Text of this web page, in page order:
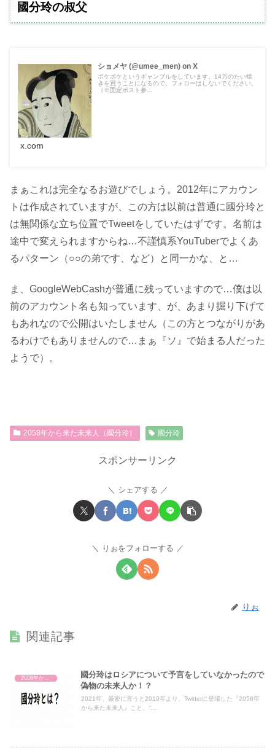
國分玲の叔父
ショメヤ (@umee_men) on X
ポケポケというギャンブルをしています。14万のたい焼
きを買うことになるので、フォローはしないでください。
（※固定ポスト参...
x.com
まぁこれは完全なるお遊びでしょう。2012年にアカウン
トは作成されていますが、この方は以前は普通に國分玲と
は無関係な立ち位置でTweetをしていたはずです。名前は
途中で変えられますからね…不謹慎系YouTuberでよくあ
るパターン（○○の弟です、など）と同一かな、と…
ま、GoogleWebCashが普通に残っていますので…僕は以
前のアカウント名も知っています、が、あまり掘り下げて
もあれなので公開はいたしません（この方とつながりがあ
るわけでもありませんので…まぁ『ソ』で始まる人だった
ようで）。
2058年から来た未来人（國分玲） 國分玲
スポンサーリンク
シェアする
りぉをフォローする
りぉ
関連記事
國分玲はロシアについて予言をしていなかったので
偽物の未来人か！？
2021年、厳密に言うと2019年より、Twitterに登場した『2058年
から来た未来人』こと、"...